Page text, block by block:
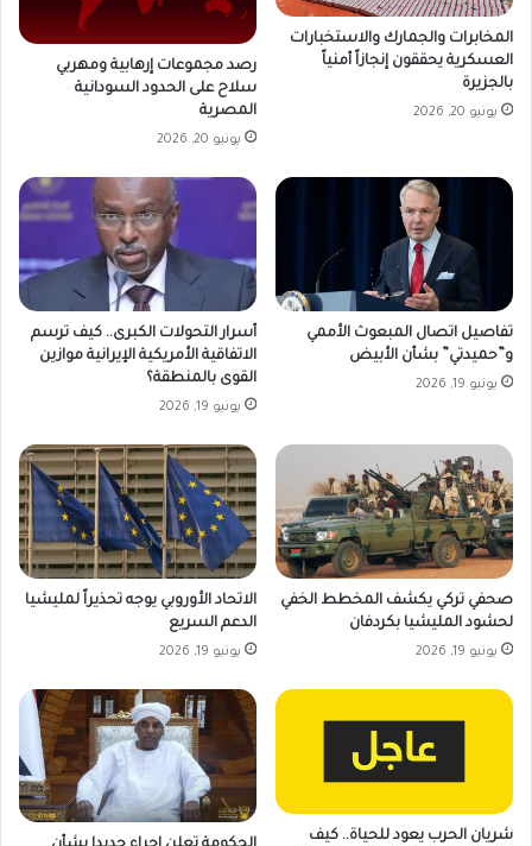
المخابرات والجمارك والاستخبارات
العسكرية يحققون إنجازاً أمنياً
بالجزيرة
يونيو 20, 2026
رصد مجموعات إرهابية ومهربي
سلاح على الحدود السودانية
المصرية
يونيو 20, 2026
تفاصيل اتصال المبعوث الأممي
و”حميدتي” بشأن الأبيض
يونيو 19, 2026
أسرار التحولات الكبرى.. كيف ترسم
الاتفاقية الأمريكية الإيرانية موازين
القوى بالمنطقة؟
يونيو 19, 2026
صحفي تركي يكشف المخطط الخفي
لحشود المليشيا بكردفان
يونيو 19, 2026
الاتحاد الأوروبي يوجه تحذيراً لمليشيا
الدعم السريع
يونيو 19, 2026
شريان الحرب يعود للحياة.. كيف